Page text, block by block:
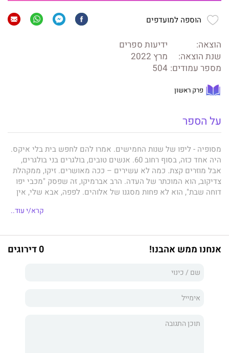
הוספה למועדפים
הוצאה:
ידיעות ספרים
שנת הוצאה:
מרץ 2022
מספר עמודים: 504
פרק ראשון
על הספר
מסופיה - ליפו של שנות החמישים. אמרו להם לחפש בית בלי איקס.
היה אחד כזה, בסוף רחוב 60. אנשים טובים, בולגרים בני בולגרים,
אבל מוזרים קצת. כמה לא עשירים – ככה מאושרים. זיקו, ממקהלת
צדיקוב, הוא המוכתר של העדה. הרב אברמיקו, זה שפסק "מכבי יפו
דוחה שבת", הוא לא פחות מסגנו של אלוהים. לפפה, אבא שלי, אין
פּוּאֶרְטָה סֵרָדָה" אין פרנסה. אמא שולחת אותי למכולת של אנטון
את דלת הטורקיז. גם לרגינה הרומנייה, בעלת ציפורני הדם, אין טבעת
על האצבע, אבל יש לה מישהו חצי מליין. ככה אומרים.
הכובסת הכי טובה, לקחו באמבולנס לדונולו. יחד עם אסתריקה, אחותי
פיזרה סביב אפה לא הצליחו להעירה. ואני, שריקה, מייד אין
שידעתי שדווקא את החלום הזה לעולם לא אוכל להגשים. בגלל
קרא/י עוד..
אנחנו ממש אהבנו! 0 דירוגים